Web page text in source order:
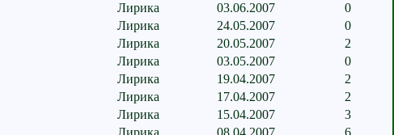
Лирика 03.06.2007
0
Лирика 24.05.2007
0
Лирика 20.05.2007
2
Лирика 03.05.2007
0
Лирика 19.04.2007
2
Лирика 17.04.2007
2
Лирика 15.04.2007
3
Лирика 08.04.2007
6